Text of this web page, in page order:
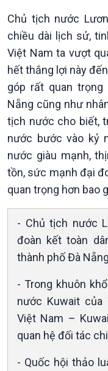
Kinh tế
Tin Kinh tế
Trước giờ mở cửa
Dòng chảy Kinh tế
Sức sống hàng Việt
Khởi nghiệp
Tuyên chiến với gian lận
thương mại
Xã hội
Chủ tịch nước
chiều dài lịch sử,
Việt Nam ta vượt
hết thắng lợi này
góp rất quan
Nẵng cũng như
tịch nước cho biết,
nước bước vào kỷ
nước giàu mạnh,
tồn, sức mạnh đại
quan trọng hơn bao
- Chủ tịch nước
đoàn kết toàn
thành phố Đà
- Trong khuôn
nước Kuwait của
Việt Nam –
quan hệ đối tác
- Quốc hội thảo